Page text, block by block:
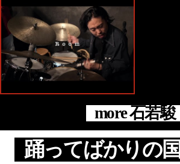
more 石若駿
踊ってばかりの国